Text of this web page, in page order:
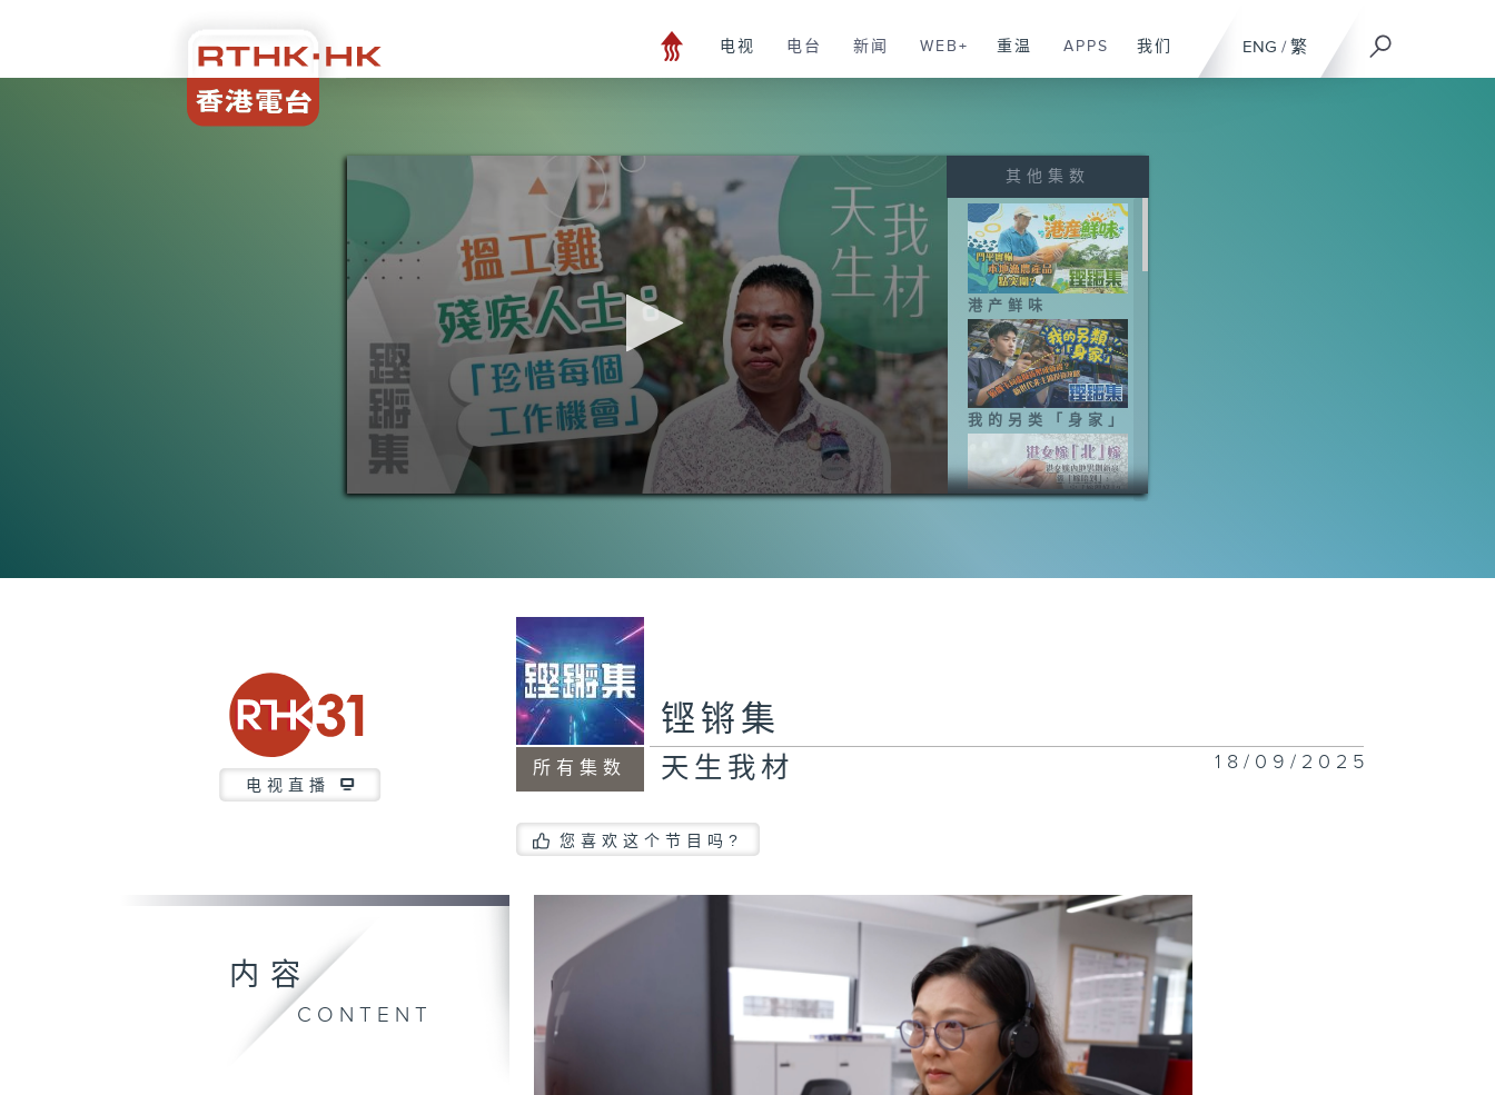
ENG / 繁
电视 电台 新闻 WEB+ 重温 APPS 我们
0
其他集数
港产鲜味
我的另类「身家」
难分真与假
电视直播
所有集数
铿锵集
天生我材 18/09/2025
您喜欢这个节目吗?
内容
CONTENT